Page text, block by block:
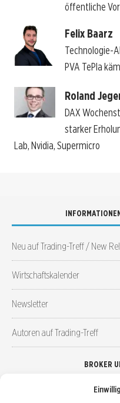
öffentliche
Felix Baarz
Technologie-
PVA TePla
Roland
DAX
starker
Lab, Nvidia, Supermicro
Neu auf Trading-Treff / New
Wirtschaftskalender
Newsletter
Autoren auf Trading-Treff
BROKER